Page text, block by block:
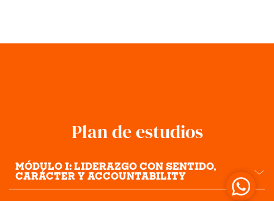
Plan de estudios
MÓDULO I: LIDERAZGO CON SENTIDO,
CARÁCTER Y ACCOUNTABILITY